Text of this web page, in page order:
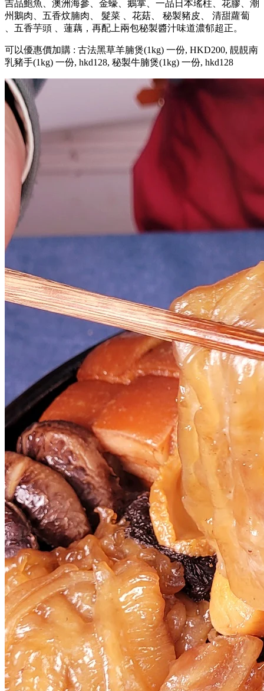
吉品鮑魚、澳洲海參、金蠔、鵝掌、一品日本瑤柱、花膠、潮
州鵝肉、五香炆腩肉、 髮菜 、花菇、 秘製豬皮、 清甜蘿蔔
、五香芋頭 、蓮藕，再配上兩包秘製醬汁味道濃郁超正。
可以優惠價加購 : 古法黑草羊腩煲(1kg) 一份, HKD200, 靚靚南
乳豬手(1kg) 一份, hkd128, 秘製牛腩煲(1kg) 一份, hkd128